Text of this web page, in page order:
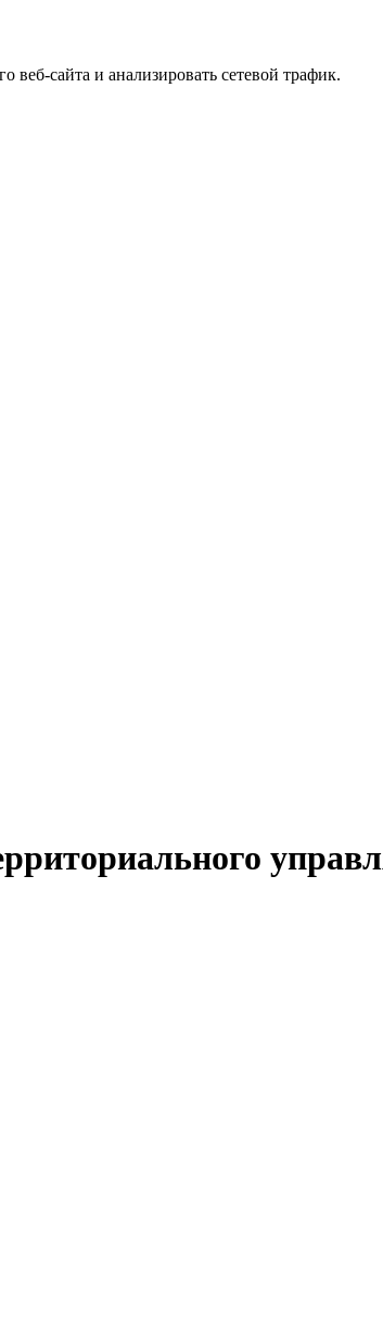
сайта и анализировать сетевой трафик.